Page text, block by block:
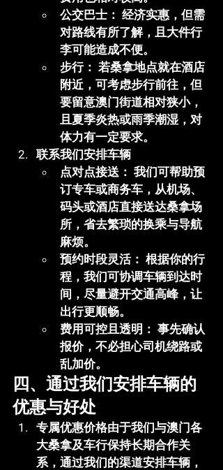
公交巴士： 经济实惠，但需
对路线有所了解，且大件行
李可能造成不便。
步行： 若桑拿地点就在酒店
附近，可考虑步行前往，但
要留意澳门街道相对狭小，
且夏季炎热或雨季潮湿，对
体力有一定要求。
联系我们安排车辆
点对点接送： 我们可帮助预
订专车或商务车，从机场、
码头或酒店直接送达桑拿场
所，省去繁琐的换乘与导航
麻烦。
预约时段灵活： 根据你的行
程，我们可协调车辆到达时
间，尽量避开交通高峰，让
出行更顺畅。
费用可控且透明： 事先确认
报价，不必担心司机绕路或
乱加价。
四、通过我们安排车辆的
优惠与好处
专属优惠价格由于我们与澳门各
大桑拿及车行保持长期合作关
系，通过我们的渠道安排车辆，